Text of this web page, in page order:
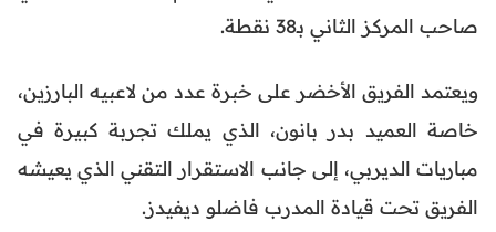
صاحب المركز الثاني بـ38 نقطة.
ويعتمد الفريق الأخضر على خبرة عدد من لاعبيه البارزين،
خاصة العميد بدر بانون، الذي يملك تجربة كبيرة في
مباريات الديربي، إلى جانب الاستقرار التقني الذي يعيشه
الفريق تحت قيادة المدرب فاضلو ديفيدز.